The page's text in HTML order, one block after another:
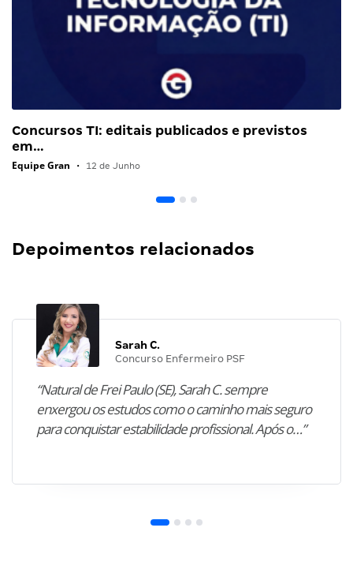
Concursos TI: editais publicados e previstos
em…
Equipe Gran • 12 de Junho
Depoimentos relacionados
Sarah C.
Concurso Enfermeiro PSF
“Natural de Frei Paulo (SE), Sarah C. sempre
enxergou os estudos como o caminho mais seguro
para conquistar estabilidade profissional. Após o…”